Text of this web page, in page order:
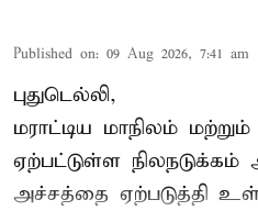
Published on: 09 Aug 2026, 7:41 am
புதுடெல்லி,
மராட்டிய மாநிலம்
ஏற்பட்டுள்ள நிலநடுக்கம்
அச்சத்தை ஏற்படுத்தி